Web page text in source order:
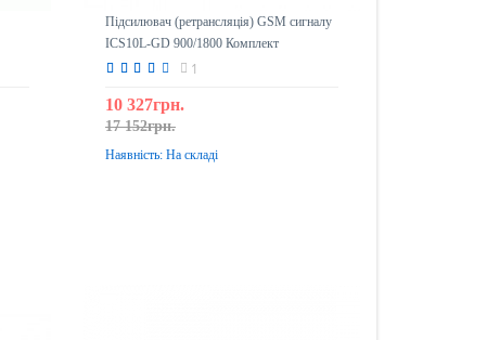
Підсилювач (ретрансляція) GSM сигналу
ICS10L-GD 900/1800 Комплект
1
10 327грн.
17 152грн.
До кошика
Наявність: На складі